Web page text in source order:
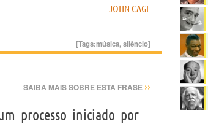
JOHN CAGE
[Tags:música,silêncio]
SAIBA MAIS SOBRE ESTA FRASE ››
processo iniciado por